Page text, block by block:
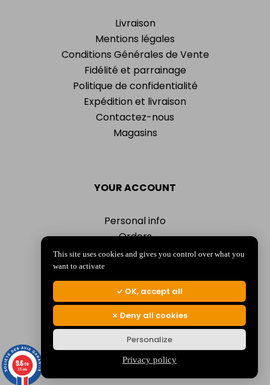
Livraison
Mentions légales
Conditions Générales de Vente
Fidélité et parrainage
Politique de confidentialité
Expédition et livraison
Contactez-nous
Magasins
YOUR ACCOUNT
Personal info
Orders
Addresses
My alerts
© 2026 La Jocondienne
Politique de confidentialité
9.6/10
375 avis
This site uses cookies and gives you control over what you
want to activate
OK, accept all
Deny all cookies
Personalize
Privacy policy